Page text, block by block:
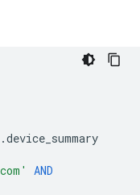
.device_summary
AND